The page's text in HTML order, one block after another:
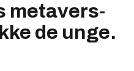
metavers-
de unge.